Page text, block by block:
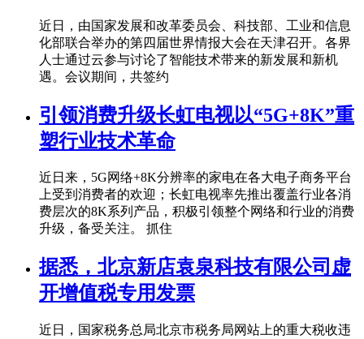
近日，由国家发展和改革委员会、科技部、工业和信息
化部联合举办的第四届世界情报大会在天津召开。各界
人士通过云参与讨论了智能技术带来的新发展和新机
遇。会议期间，共签约
引领消费升级长虹电视以“5G+8K”重
塑行业技术革命
近日来，5G网络+8K分辨率的家电在各大电子商务平台
上受到消费者的欢迎；长虹电视率先推出覆盖行业各消
费层次的8K系列产品，积极引领整个网络和行业的消费
升级，备受关注。 抓住
据悉，北京新店袁泉科技有限公司虚
开增值税专用发票
近日，国家税务总局北京市税务局网站上的重大税收违